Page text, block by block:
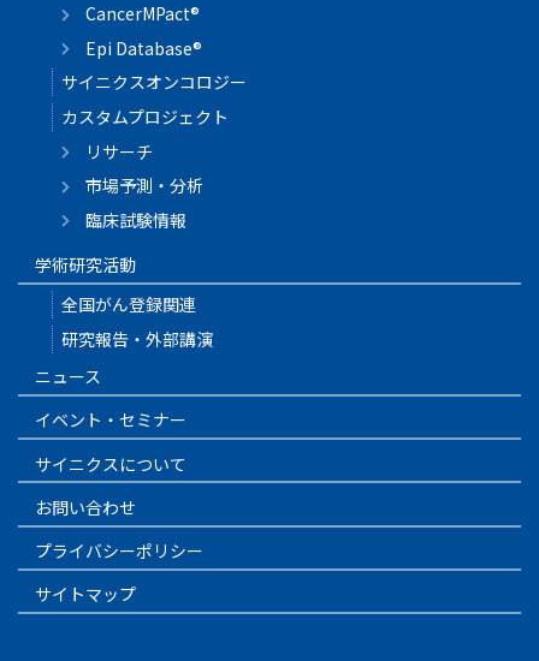
CancerMPact®
Epi Database®
サイニクスオンコロジー
カスタムプロジェクト
リサーチ
市場予測・分析
臨床試験情報
学術研究活動
全国がん登録関連
研究報告・外部講演
ニュース
イベント・セミナー
サイニクスについて
お問い合わせ
プライバシーポリシー
サイトマップ